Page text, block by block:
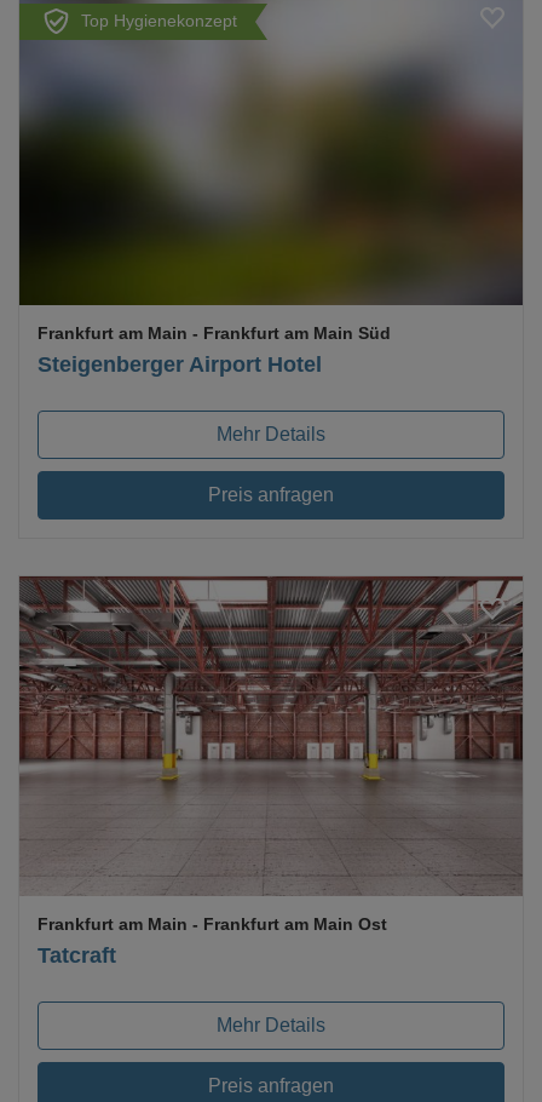
Top Hygienekonzept
Steigenberger Airport Hotel
Frankfurt am Main - Frankfurt am Main Süd
Mehr Details
Preis anfragen
Tatcraft
Frankfurt am Main - Frankfurt am Main Ost
Mehr Details
Preis anfragen